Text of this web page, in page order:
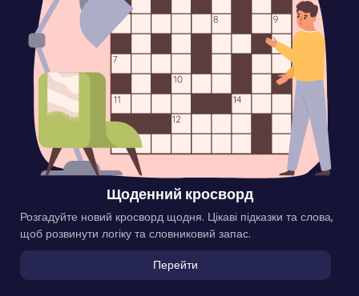
Щоденний кросворд
Розгадуйте новий кросворд щодня. Цікаві підказки та слова,
щоб розвинути логіку та словниковий запас.
Перейти